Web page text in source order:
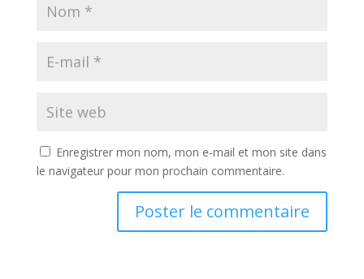
Enregistrer mon nom, mon e-mail et mon site dans
le navigateur pour mon prochain commentaire.